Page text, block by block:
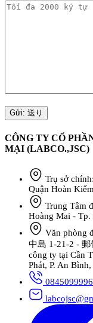
CÔNG TY CỔ
MẠI (LABCO.,JSC)
Trụ sở
Quận Hoàn
Trung Tâm
Hoàng Mai - Tp.
Văn phòng
中島 1-21-2 - 郵
công ty tại Cần
Phát, P. An
0845099996